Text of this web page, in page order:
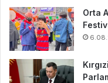
Orta